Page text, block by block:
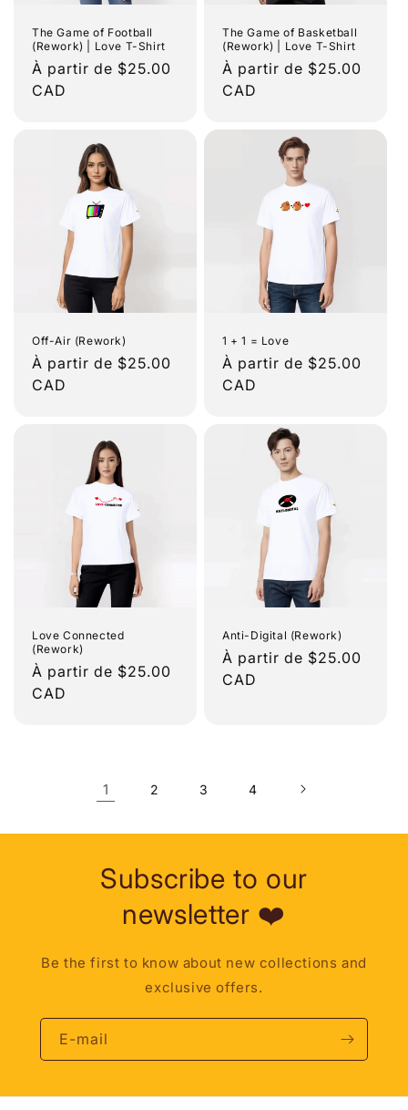
The Game of Football
(Rework) | Love T-Shirt
Prix
habituel
À partir de $25.00
CAD
The Game of Basketball
(Rework) | Love T-Shirt
Prix
habituel
À partir de $25.00
CAD
Off-Air (Rework)
Prix
habituel
À partir de $25.00
CAD
1 + 1 = Love
Prix
habituel
À partir de $25.00
CAD
Love Connected
(Rework)
Prix
habituel
À partir de $25.00
CAD
Anti-Digital (Rework)
Prix
habituel
À partir de $25.00
CAD
1 2 3 4
Subscribe to our
newsletter ❤️
Be the first to know about new collections and
exclusive offers.
E-mail